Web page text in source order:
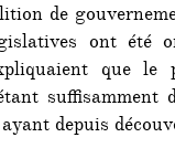
de
ont été
que
depuis